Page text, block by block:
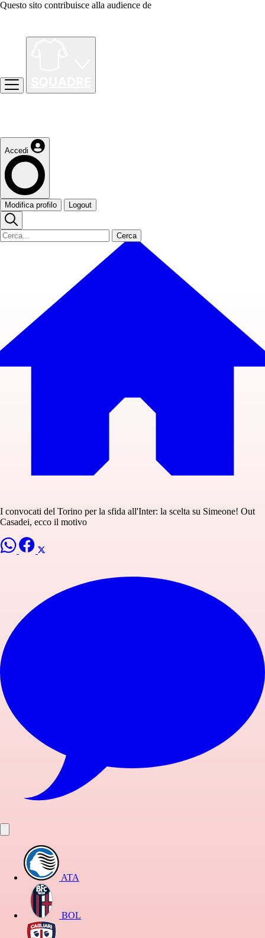
Questo sito contribuisce alla audience de
Accedi
Modifica profilo Logout
Cerca
I convocati del Torino per la sfida all'Inter: la scelta su Simeone! Out
Casadei, ecco il motivo
ATA
BOL